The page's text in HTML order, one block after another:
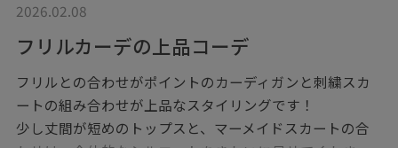
2026.02.08
フリルカーデの上品コーデ
フリルとの合わせがポイントのカーディガンと刺繍スカ
ートの組み合わせが上品なスタイリングです！
少し丈間が短めのトップスと、マーメイドスカートの合